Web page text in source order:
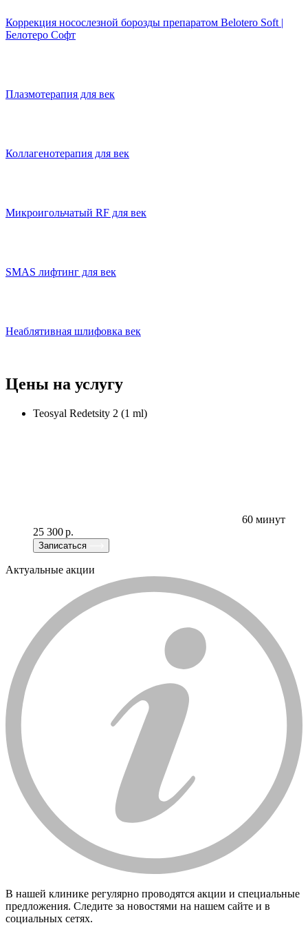
Коррекция носослезной борозды препаратом Belotero Soft |
Белотеро Софт
Плазмотерапия для век
Коллагенотерапия для век
Микроигольчатый RF для век
SMAS лифтинг для век
Неаблятивная шлифовка век
Цены на услугу
Teosyal Redetsity 2 (1 ml)
60 минут
25 300 р.
Записаться
Актуальные акции
В нашей клинике регулярно проводятся акции и специальные
предложения. Следите за новостями на нашем сайте и в
социальных сетях.